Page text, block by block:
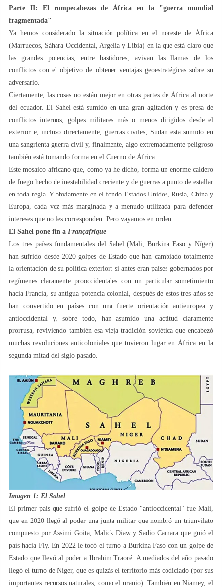
Parte II: El rompecabezas de África en la "guerra mundial
fragmentada"
Ya hemos considerado la situación política en el noreste de África
(Marruecos, Sáhara Occidental, Argelia y Libia) en la que está claro que
las grandes potencias, entre bastidores, avivan las llamas de los
conflictos con el objetivo de obtener ventajas geoestratégicas sobre su
adversario.
Ciertamente, las cosas no están mejor en otras partes de África al norte
del ecuador. El Sahel está sumido en una gran agitación y es presa de
conflictos internos, golpes militares más o menos dirigidos desde el
exterior e, incluso directamente, guerras civiles; Sudán está sumido en
una sangrienta guerra civil y, finalmente, algo extremadamente peligroso
también está tomando forma en el Cuerno de África.
Este mosaico africano que, como ya he dicho, forma un enorme caldero
de fuego hecho de inestabilidad creciente y de guerras a punto de estallar
en toda regla. Y obviamente en el fondo Estados Unidos, Rusia, China y
Europa, cada vez más marginada y a menudo utilizada para defender
intereses que no les corresponden. Pero vayamos en orden.
El Sahel pone fin a Françafrique
Los tres países fundamentales del Sahel (Mali, Burkina Faso y Níger)
han sufrido desde 2020 golpes de Estado que han cambiado totalmente
la orientación de su política exterior: si antes eran países gobernados por
regímenes claramente prooccidentales con un particular sometimiento
hacia Francia, su antigua potencia colonial, después de estos tres años se
han convertido en países con una fuerte orientación antieuropea y
antioccidental y, sobre todo, han asumido una actitud claramente
prorrusa, reviviendo también esa vieja tradición soviética que encabezó
muchas revoluciones anticoloniales que tuvieron lugar en África en la
segunda mitad del siglo pasado.
Imagen 1: El Sahel
El primer país que sufrió el golpe de Estado "antioccidental" fue Mali,
que en 2020 llegó al poder una junta militar que nombró un triunvilato
compuesto por Assimi Goita, Malick Diaw y Sadio Camara que guió el
país hacia Fly. En 2022 le tocó el turno a Burkina Faso con un golpe de
Estado que llevó al poder a Ibrahim Traoré. A mediados del año pasado
llegó el turno de Níger, que es quizás el territorio más codiciado (por sus
importantes recursos naturales, como el uranio). También en Niamey, el